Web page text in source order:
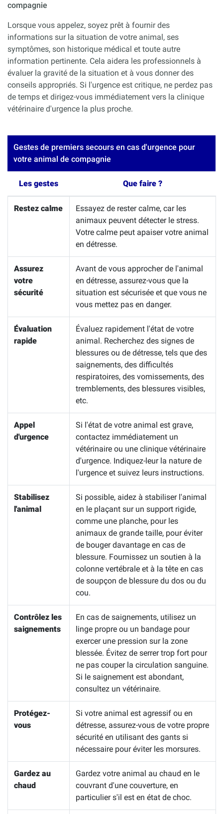
compagnie
Lorsque vous appelez, soyez prêt à fournir des
informations sur la situation de votre animal, ses
symptômes, son historique médical et toute autre
information pertinente. Cela aidera les professionnels à
évaluer la gravité de la situation et à vous donner des
conseils appropriés. Si l'urgence est critique, ne perdez pas
de temps et dirigez-vous immédiatement vers la clinique
vétérinaire d'urgence la plus proche.
Gestes de premiers secours en cas d'urgence pour
votre animal de compagnie
Les gestes Que faire ?
Restez calme
Essayez de rester calme, car les
animaux peuvent détecter le stress.
Votre calme peut apaiser votre animal
en détresse.
Assurez
votre
sécurité
Avant de vous approcher de l'animal
en détresse, assurez-vous que la
situation est sécurisée et que vous ne
vous mettez pas en danger.
Évaluation
rapide
Évaluez rapidement l'état de votre
animal. Recherchez des signes de
blessures ou de détresse, tels que des
saignements, des difficultés
respiratoires, des vomissements, des
tremblements, des blessures visibles,
etc.
Appel
d'urgence
Si l'état de votre animal est grave,
contactez immédiatement un
vétérinaire ou une clinique vétérinaire
d'urgence. Indiquez-leur la nature de
l'urgence et suivez leurs instructions.
Stabilisez
l'animal
Si possible, aidez à stabiliser l'animal
en le plaçant sur un support rigide,
comme une planche, pour les
animaux de grande taille, pour éviter
de bouger davantage en cas de
blessure. Fournissez un soutien à la
colonne vertébrale et à la tête en cas
de soupçon de blessure du dos ou du
cou.
Contrôlez les
saignements
En cas de saignements, utilisez un
linge propre ou un bandage pour
exercer une pression sur la zone
blessée. Évitez de serrer trop fort pour
ne pas couper la circulation sanguine.
Si le saignement est abondant,
consultez un vétérinaire.
Protégez-
vous
Si votre animal est agressif ou en
détresse, assurez-vous de votre propre
sécurité en utilisant des gants si
nécessaire pour éviter les morsures.
Gardez au
chaud
Gardez votre animal au chaud en le
couvrant d'une couverture, en
particulier s'il est en état de choc.